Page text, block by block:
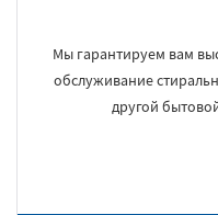
Мы гарантируем вам
обслуживание
другой